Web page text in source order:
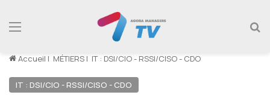
Menu
Accueil | MÉTIERS | IT : DSI/CIO - RSSI/CISO - CDO
IT : DSI/CIO - RSSI/CISO - CDO